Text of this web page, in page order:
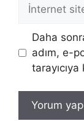
sitesi
Daha
adım, e-